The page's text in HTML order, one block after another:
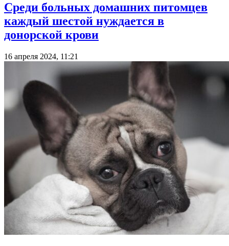
Среди больных домашних питомцев
каждый шестой нуждается в
донорской крови
16 апреля 2024, 11:21